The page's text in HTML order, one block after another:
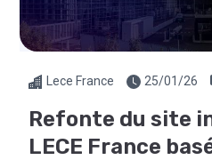
Lece France 25/01/26
Refonte du site
LECE France